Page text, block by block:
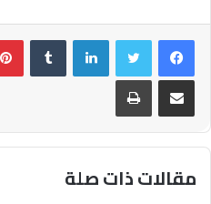
فيسبوكتويتر لينكدإن
مشاركة عبر البريد طباعة
مقالات ذات صلة